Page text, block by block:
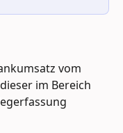
vom
im Bereich